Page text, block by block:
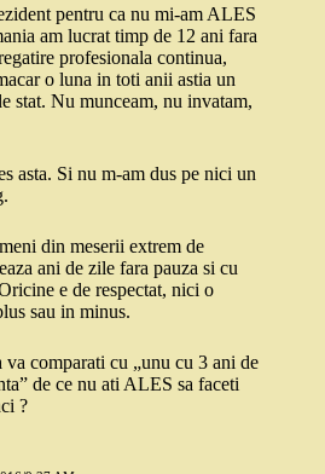
pentru ca nu mi-am ALES
am lucrat timp de 12 ani fara
profesionala continua,
o luna in toti anii astia un
stat. Nu munceam, nu invatam,
asta. Si nu m-am dus pe nici un
din meserii extrem de
ani de zile fara pauza si cu
e de respectat, nici o
sau in minus.
va comparati cu „unu cu 3 ani de
de ce nu ati ALES sa faceti
?